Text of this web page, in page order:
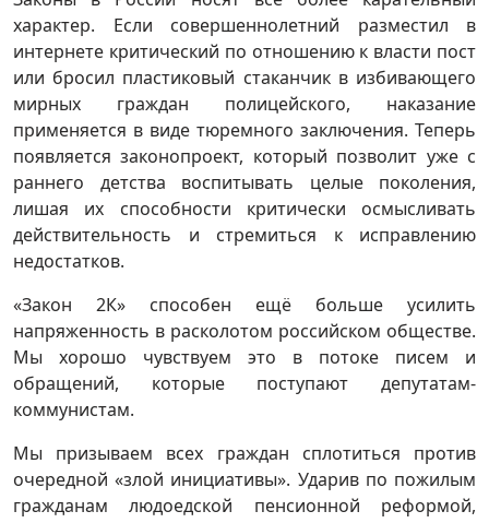
характер. Если совершеннолетний разместил в
интернете критический по отношению к власти пост
или бросил пластиковый стаканчик в избивающего
мирных граждан полицейского, наказание
применяется в виде тюремного заключения. Теперь
появляется законопроект, который позволит уже с
раннего детства воспитывать целые поколения,
лишая их способности критически осмысливать
действительность и стремиться к исправлению
недостатков.
«Закон 2К» способен ещё больше усилить
напряженность в расколотом российском обществе.
Мы хорошо чувствуем это в потоке писем и
обращений, которые поступают депутатам-
коммунистам.
Мы призываем всех граждан сплотиться против
очередной «злой инициативы». Ударив по пожилым
гражданам людоедской пенсионной реформой,